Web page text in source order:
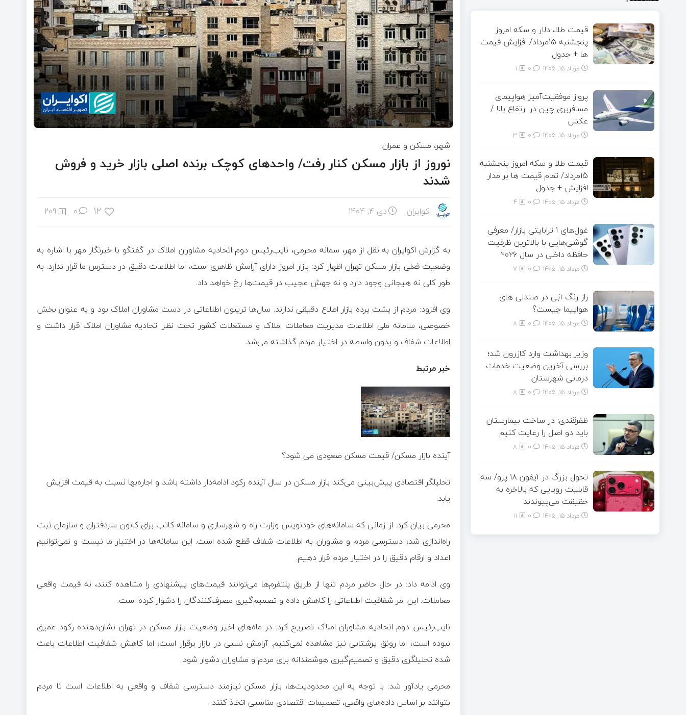
شهر، مسکن و عمران
نوروز از بازار مسکن کنار رفت/ واحدهای کوچک برنده اصلی بازار خرید و فروش
شدند
اکوایران دی ۴, ۱۴۰۴ 12
0
209
به گزارش اکوایران به نقل از مهر، سمانه محرمی، نایب‌رئیس دوم اتحادیه مشاوران املاک در گفتگو با خبرنگار مهر با اشاره به
وضعیت فعلی بازار مسکن تهران اظهار کرد: بازار امروز دارای آرامش ظاهری است، اما اطلاعات دقیق در دسترس ما قرار ندارد. به
طور کلی نه هیجانی وجود دارد و نه جهش عجیب در قیمت‌ها رخ خواهد داد.
وی افزود: مردم از پشت پرده بازار اطلاع دقیقی ندارند. سال‌ها تریبون اطلاعاتی در دست مشاوران املاک بود و به عنوان بخش
خصوصی، سامانه ملی اطلاعات مدیریت معاملات املاک و مستغلات کشور تحت نظر اتحادیه مشاوران املاک قرار داشت و
اطلاعات شفاف و بدون واسطه در اختیار مردم گذاشته می‌شد.
خبر مرتبط
آینده بازار مسکن/ قیمت مسکن صعودی می شود؟
تحلیلگر اقتصادی پیش‌بینی می‌کند بازار مسکن در سال آینده رکود ادامه‌دار داشته باشد و اجاره‌بها نسبت به قیمت افزایش
یابد.
محرمی بیان کرد: از زمانی که سامانه‌های خودنویس وزارت راه و شهرسازی و سامانه کاتب برای کانون سردفتران و سازمان ثبت
راه‌اندازی شد، دسترسی مردم و مشاوران به اطلاعات شفاف قطع شده است. این سامانه‌ها در اختیار ما نیست و نمی‌توانیم
اعداد و ارقام دقیق را در اختیار مردم قرار دهیم.
وی ادامه داد: در حال حاضر مردم تنها از طریق پلتفرم‌ها می‌توانند قیمت‌های پیشنهادی را مشاهده کنند، نه قیمت واقعی
معاملات. این امر شفافیت اطلاعاتی را کاهش داده و تصمیم‌گیری مصرف‌کنندگان را دشوار کرده است.
نایب‌رئیس دوم اتحادیه مشاوران املاک تصریح کرد: در ماه‌های اخیر وضعیت بازار مسکن در تهران نشان‌دهنده رکود عمیق
نبوده است، اما رونق پرشتابی نیز مشاهده نمی‌کنیم. آرامش نسبی در بازار برقرار است، اما کاهش شفافیت اطلاعات باعث
شده تحلیلگری دقیق و تصمیم‌گیری هوشمندانه برای مردم و مشاوران دشوار شود.
محرمی یادآور شد: با توجه به این محدودیت‌ها، بازار مسکن نیازمند دسترسی شفاف و واقعی به اطلاعات است تا مردم
بتوانند بر اساس داده‌های واقعی، تصمیمات اقتصادی مناسبی اتخاذ کنند.
قیمت طلا، دلار و سکه امروز
پنجشنبه 15مرداد/ افزایش قیمت
ها + جدول
مرداد ۱۵, ۱۴۰۵ 1
پرواز موفقیت‌آمیز هواپیمای
مسافربری چین در ارتفاع بالا /
عکس
مرداد ۱۵, ۱۴۰۵ 3
قیمت طلا و سکه امروز پنجشنبه
15مرداد/ تمام قیمت ها بر مدار
افزایش + جدول
مرداد ۱۵, ۱۴۰۵ 4
غول‌های ۱ ترابایتی بازار/ معرفی
گوشی‌هایی با بالاترین ظرفیت
حافظه داخلی در سال ۲۰۲۶
مرداد ۱۵, ۱۴۰۵ 7
راز رنگ آبی در صندلی های
هواپیما چیست؟
مرداد ۱۵, ۱۴۰۵ 8
وزیر بهداشت وارد کازرون شد؛
بررسی آخرین وضعیت خدمات
درمانی شهرستان
مرداد ۱۵, ۱۴۰۵ 8
ظفرقندی: در ساخت بیمارستان
باید دو اصل را رعایت کنیم
مرداد ۱۵, ۱۴۰۵ 8
تحول بزرگ در آیفون ۱۸ پرو/ سه
قابلیت رویایی که بالاخره به
حقیقت می‌پیوندند
مرداد ۱۵, ۱۴۰۵ 11